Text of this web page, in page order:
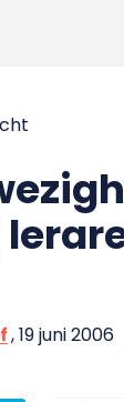
, 19 juni 2006